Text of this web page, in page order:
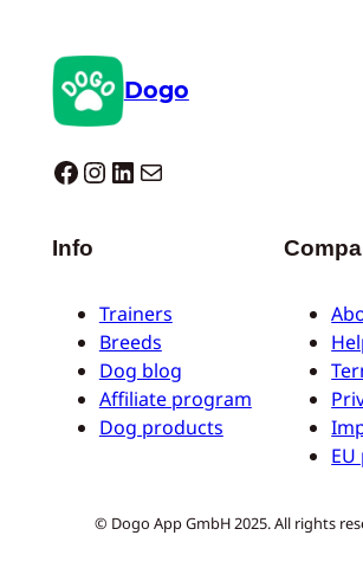
Dogo
Dogo facebook InstagramLinkedIn E-mail
Info
Trainers
Breeds
Dog blog
Affiliate program
Dog products
© Dogo App GmbH 2025. All rights